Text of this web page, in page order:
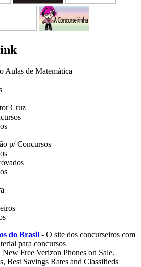
Aulas de Matemática
Cruz
p/ Concursos
do Brasil - O site dos concurseiros com
para concursos
| New Free Verizon Phones on Sale. |
Best Savings Rates and Classifieds